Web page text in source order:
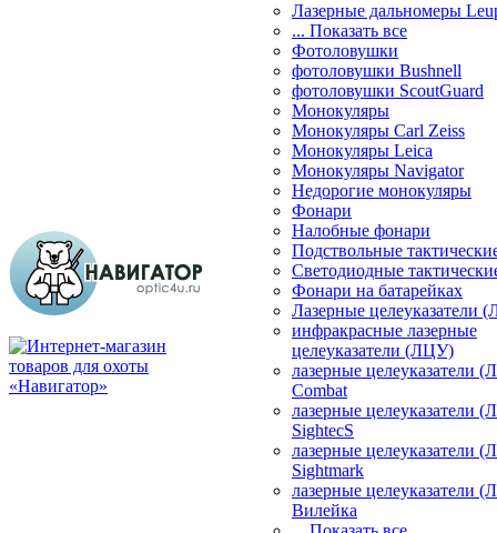
Лазерные дальномеры
... Показать все
Фотоловушки
фотоловушки Bushnell
фотоловушки ScoutGuard
Монокуляры
Монокуляры Carl Zeiss
Монокуляры Leica
Монокуляры Navigator
Недорогие монокуляры
Фонари
Налобные фонари
Подствольные
Светодиодные
Фонари на батарейках
Лазерные целеуказатели
инфракрасные лазерные
целеуказатели (ЛЦУ)
лазерные целеуказатели
Combat
лазерные целеуказатели
SightecS
лазерные целеуказатели
Sightmark
лазерные целеуказатели
Вилейка